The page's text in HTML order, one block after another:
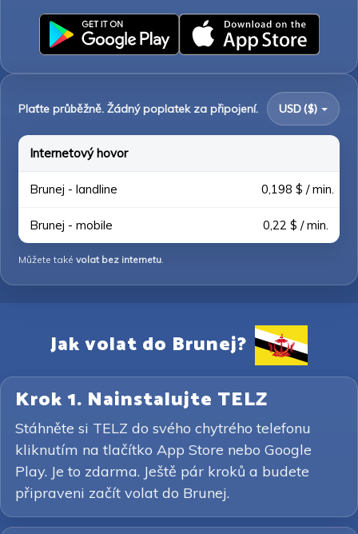
Plaťte průběžně. Žádný poplatek za připojení. USD ($)
Internetový hovor
Brunej - landline 0,198 $ / min.
Brunej - mobile 0,22 $ / min.
Můžete také volat bez internetu.
Jak volat do Brunej?
Krok 1. Nainstalujte TELZ
Stáhněte si TELZ do svého chytrého telefonu
kliknutím na tlačítko App Store nebo Google
Play. Je to zdarma. Ještě pár kroků a budete
připraveni začít volat do Brunej.